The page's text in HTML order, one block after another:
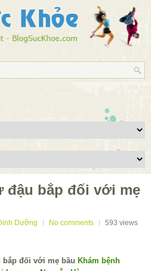
bắp đối với mẹ
Dưỡng No comments 593 views
Khám bệnh